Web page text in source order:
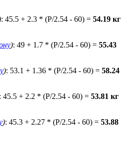
: 45.5 + 2.3 * (P/2.54 - 60) = 54.19 кг
): 49 + 1.7 * (P/2.54 - 60) = 55.43
): 53.1 + 1.36 * (P/2.54 - 60) = 58.24
: 45.5 + 2.2 * (P/2.54 - 60) = 53.81 кг
): 45.3 + 2.27 * (P/2.54 - 60) = 53.88